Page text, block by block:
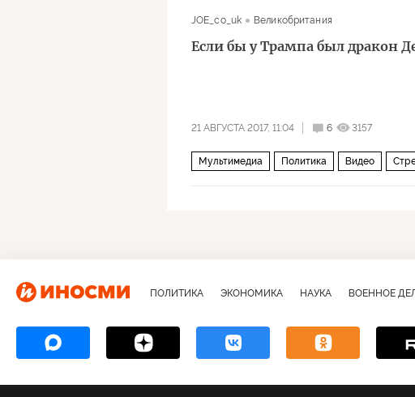
JOE_co_uk Великобритания
Если бы у Трампа был дракон
21 АВГУСТА 2017, 11:04 6 3157
Мультимедиа Политика Видео
ПОЛИТИКА ЭКОНОМИКА НАУКА ВОЕННОЕ